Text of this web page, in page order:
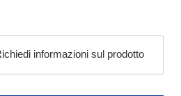
informazioni sul prodotto